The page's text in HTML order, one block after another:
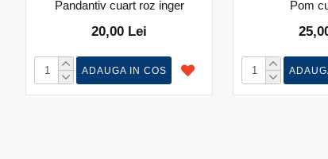
Pandantiv cuart roz inger
20,00 Lei
ADAUGA IN COS
Pom